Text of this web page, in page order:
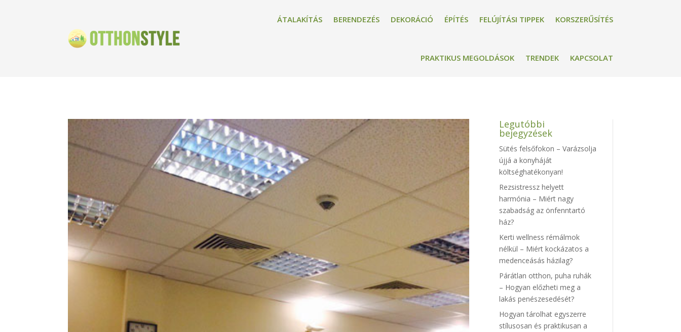
ÁTALAKÍTÁS BERENDEZÉS DEKORÁCIÓ ÉPÍTÉS FELÚJÍTÁSI TIPPEK KORSZERŰSÍTÉS
PRAKTIKUS MEGOLDÁSOK TRENDEK KAPCSOLAT
Legutóbbi
bejegyzések
Sütés felsőfokon – Varázsolja
újjá a konyháját
költséghatékonyan!
Rezsistressz helyett
harmónia – Miért nagy
szabadság az önfenntartó
ház?
Kerti wellness rémálmok
nélkül – Miért kockázatos a
medenceásás házilag?
Párátlan otthon, puha ruhák
– Hogyan előzheti meg a
lakás penészesedését?
Hogyan tárolhat egyszerre
stílusosan és praktikusan a